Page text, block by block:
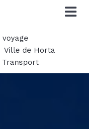
Ville de Horta
Transport